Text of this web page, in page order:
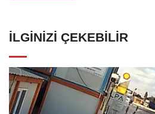
İLGINIZI ÇEKEBILIR